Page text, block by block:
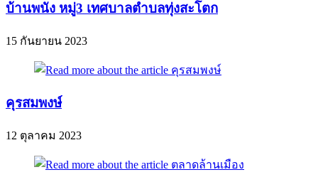
บ้านพนัง หมู่3 เทศบาลตำบลทุ่งสะโตก
15 กันยายน 2023
คุรสมพงษ์
12 ตุลาคม 2023